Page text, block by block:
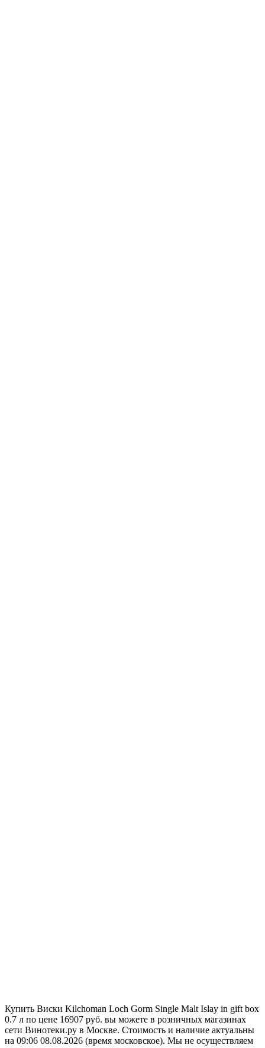
Купить Виски Kilchoman Loch Gorm Single Malt Islay in gift box
0.7 л по цене 16907 руб. вы можете в розничных магазинах
сети Винотеки.ру в Москве. Стоимость и наличие актуальны
на 09:06 08.08.2026 (время московское). Мы не осуществляем